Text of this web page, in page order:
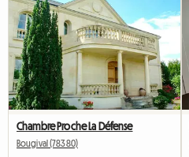
Chambre Proche La Défense
Bougival (78380)